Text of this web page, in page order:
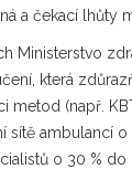
a čekací lhůty
Ministerstvo
která
metod (např.
sítě ambulancí
o 30 % do